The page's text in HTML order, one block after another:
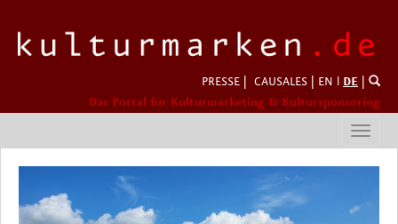
PRESSE CAUSALES EN DE
Das Portal für Kulturmarketing & Kultursponsoring